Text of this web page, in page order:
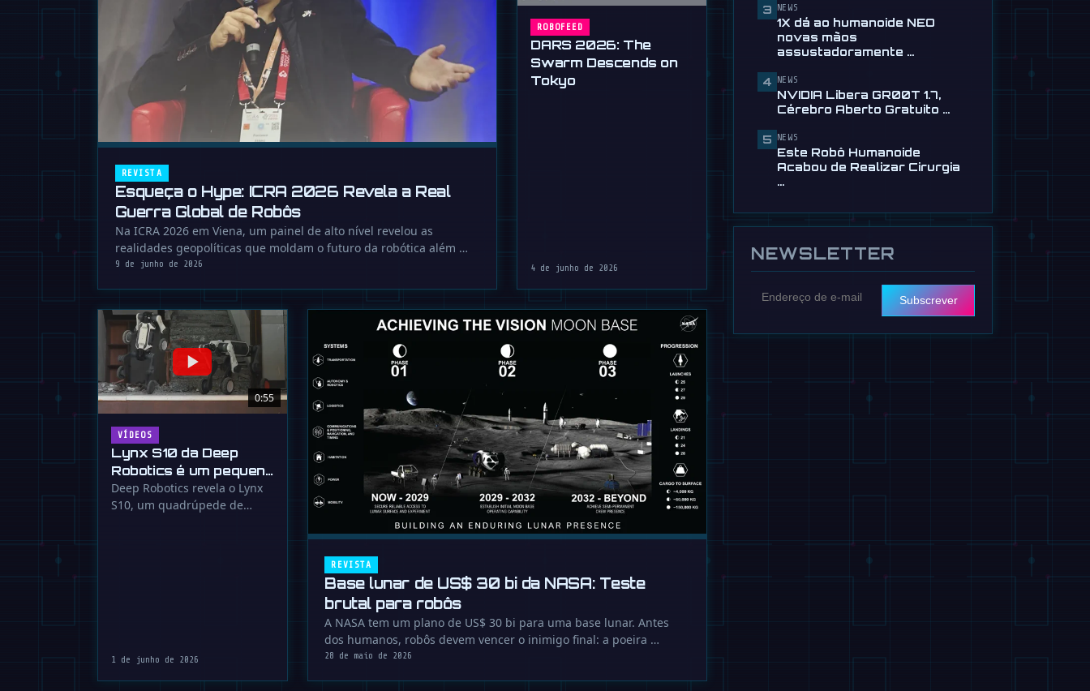
REVISTA
Esqueça o Hype: ICRA 2026 Revela a Real
Guerra Global de Robôs
Na ICRA 2026 em Viena, um painel de alto nível revelou as
realidades geopolíticas que moldam o futuro da robótica além …
9 de junho de 2026
ROBOFEED
DARS 2026: The
Swarm Descends on
Tokyo
4 de junho de 2026
0:55
VÍDEOS
Lynx S10 da Deep
Robotics é um pequeno
terror em quatro
rodas
Deep Robotics revela o Lynx
S10, um quadrúpede de
1 de junho de 2026
REVISTA
Base lunar de US$ 30 bi da NASA: Teste
brutal para robôs
A NASA tem um plano de US$ 30 bi para uma base lunar. Antes
dos humanos, robôs devem vencer o inimigo final: a poeira …
28 de maio de 2026
24 de julho
EngineAI T800: Humanoide
inspirado no Terminator já
24 de julho
NVIDIA Libera GR00T 1.7,
…
13 de julho
3 NEWS
1X dá ao humanoide NEO
novas mãos
assustadoramente …
4 NEWS
NVIDIA Libera GR00T 1.7,
Cérebro Aberto Gratuito …
5 NEWS
Este Robô Humanoide
Acabou de Realizar Cirurgia
…
NEWSLETTER
Subscrever